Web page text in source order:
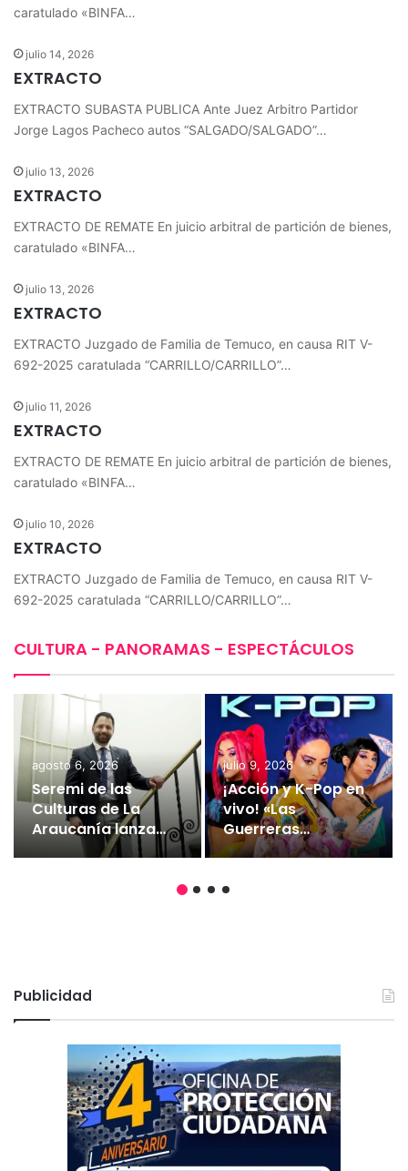
caratulado «BINFA…
julio 14, 2026
EXTRACTO
EXTRACTO SUBASTA PUBLICA Ante Juez Arbitro Partidor
Jorge Lagos Pacheco autos “SALGADO/SALGADO”…
julio 13, 2026
EXTRACTO
EXTRACTO DE REMATE En juicio arbitral de partición de bienes,
caratulado «BINFA…
julio 13, 2026
EXTRACTO
EXTRACTO Juzgado de Familia de Temuco, en causa RIT V-
692-2025 caratulada “CARRILLO/CARRILLO”…
julio 11, 2026
EXTRACTO
EXTRACTO DE REMATE En juicio arbitral de partición de bienes,
caratulado «BINFA…
julio 10, 2026
EXTRACTO
EXTRACTO Juzgado de Familia de Temuco, en causa RIT V-
692-2025 caratulada “CARRILLO/CARRILLO”…
CULTURA - PANORAMAS - ESPECTÁCULOS
agosto 6, 2026
Seremi de las
Culturas de La
Araucanía lanza
Fondos Cultura
julio 9, 2026
¡Acción y K-Pop en
vivo! «Las
Guerreras
HUNTR/X» aterrizan
Municipal de
Publicidad